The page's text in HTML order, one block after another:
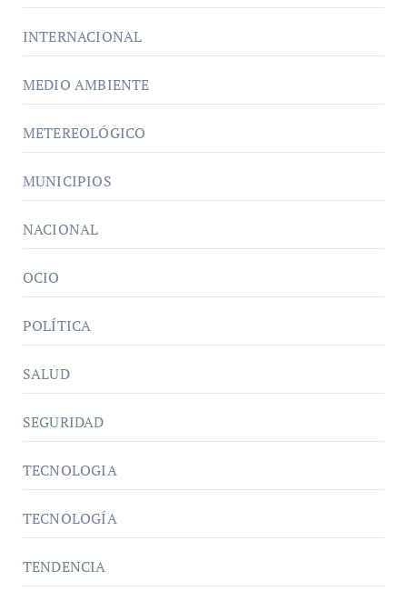
INTERNACIONAL
MEDIO AMBIENTE
METEREOLÓGICO
MUNICIPIOS
NACIONAL
OCIO
POLÍTICA
SALUD
SEGURIDAD
TECNOLOGIA
TECNOLOGÍA
TENDENCIA